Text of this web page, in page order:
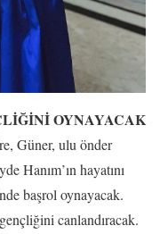
OYNAYACAK
Güner, ulu önder
Hanım’ın hayatını
başrol oynayacak.
canlandıracak.